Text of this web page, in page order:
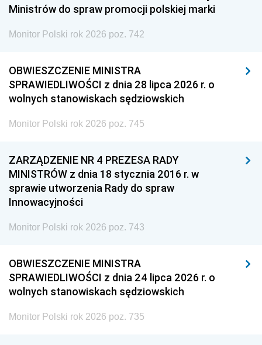
Ministrów do spraw promocji polskiej marki
Monitor Polski rok 2026 poz. 742
OBWIESZCZENIE MINISTRA
SPRAWIEDLIWOŚCI z dnia 28 lipca 2026 r. o
wolnych stanowiskach sędziowskich
Monitor Polski rok 2026 poz. 745
ZARZĄDZENIE NR 4 PREZESA RADY
MINISTRÓW z dnia 18 stycznia 2016 r. w
sprawie utworzenia Rady do spraw
Innowacyjności
Monitor Polski rok 2026 poz. 743
OBWIESZCZENIE MINISTRA
SPRAWIEDLIWOŚCI z dnia 24 lipca 2026 r. o
wolnych stanowiskach sędziowskich
Monitor Polski rok 2026 poz. 735